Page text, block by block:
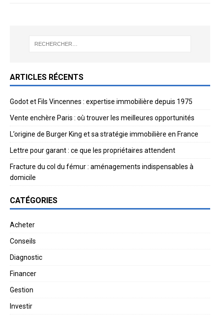
ARTICLES RÉCENTS
Godot et Fils Vincennes : expertise immobilière depuis 1975
Vente enchère Paris : où trouver les meilleures opportunités
L’origine de Burger King et sa stratégie immobilière en France
Lettre pour garant : ce que les propriétaires attendent
Fracture du col du fémur : aménagements indispensables à
domicile
CATÉGORIES
Acheter
Conseils
Diagnostic
Financer
Gestion
Investir